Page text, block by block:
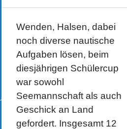
Wenden, Halsen, dabei
noch diverse nautische
Aufgaben lösen, beim
diesjährigen Schülercup
war sowohl
Seemannschaft als auch
Geschick an Land
gefordert. Insgesamt 12